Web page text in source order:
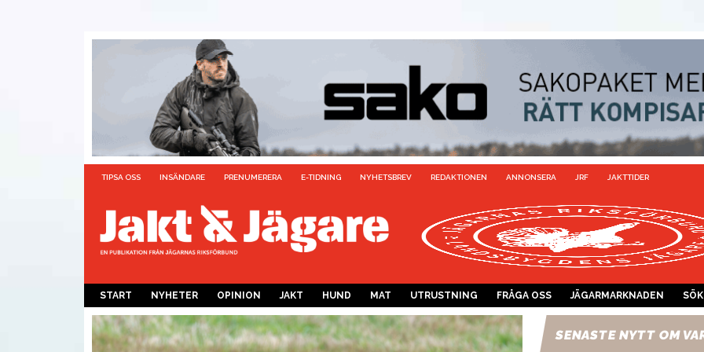
TIPSA OSS INSÄNDARE PRENUMERERA E-TIDNING NYHETSBREV REDAKTIONEN ANNONSERA JRF JAKTTIDER
START NYHETER OPINION JAKT HUND MAT UTRUSTNING FRÅGA OSS JÄGARMARKNADEN SÖK
SENASTE NYTT OM